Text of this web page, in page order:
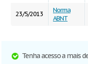
23/5/2013
Norma
ABNT
Tenha acesso a mais